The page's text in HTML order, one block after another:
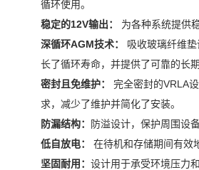
循环使用。
稳定的12V输出：
为各种系统提供
深循环AGM技术：
吸收玻璃纤维
长了循环寿命，并提供了可靠的长期
密封且免维护：
完全密封的VRLA
求，减少了维护并简化了安装。
防漏结构：
防溢设计，保护周围设
低自放电：
在待机和存储期间有效
坚固耐用： 设计用于承受环境压力